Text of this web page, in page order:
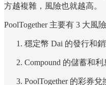
方越複雜，風險也就越高。
PoolTogether 主要有 3 大風
穩定幣 Dai 的發行和
Compound 的儲蓄和
PoolTogether 的彩券